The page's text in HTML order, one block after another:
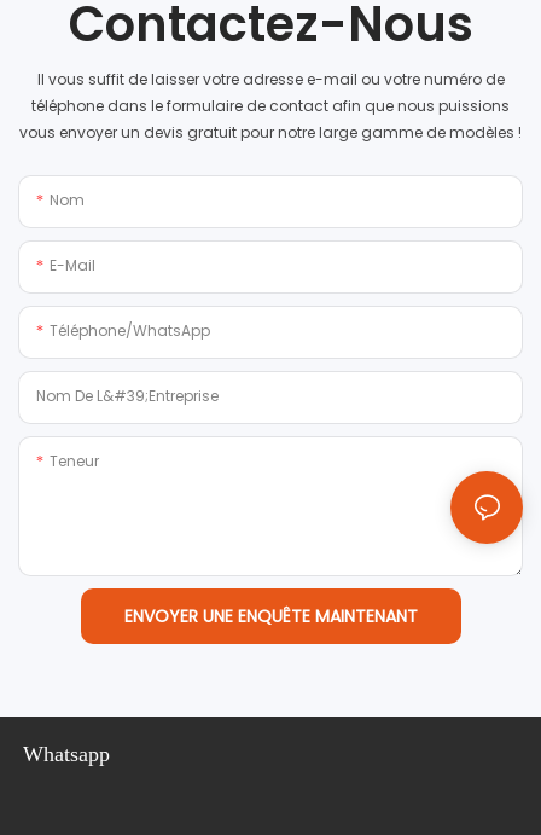
Contactez-Nous
Il vous suffit de laisser votre adresse e-mail ou votre numéro de
téléphone dans le formulaire de contact afin que nous puissions
vous envoyer un devis gratuit pour notre large gamme de modèles !
Nom
E-Mail
Téléphone/WhatsApp
Nom De L&#39;entreprise
Teneur
ENVOYER UNE ENQUÊTE MAINTENANT
Whatsapp